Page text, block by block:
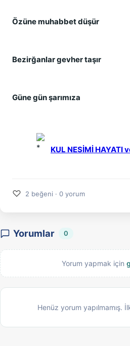
Özüne muhabbet düşür
Bezirğanlar gevher taşır
Güne gün şarımıza
KUL NESİMİ HAYATI
♡ 2 beğeni · 0 yorum
Yorumlar 0
Yorum yapmak için
Henüz yorum yapılmamış.